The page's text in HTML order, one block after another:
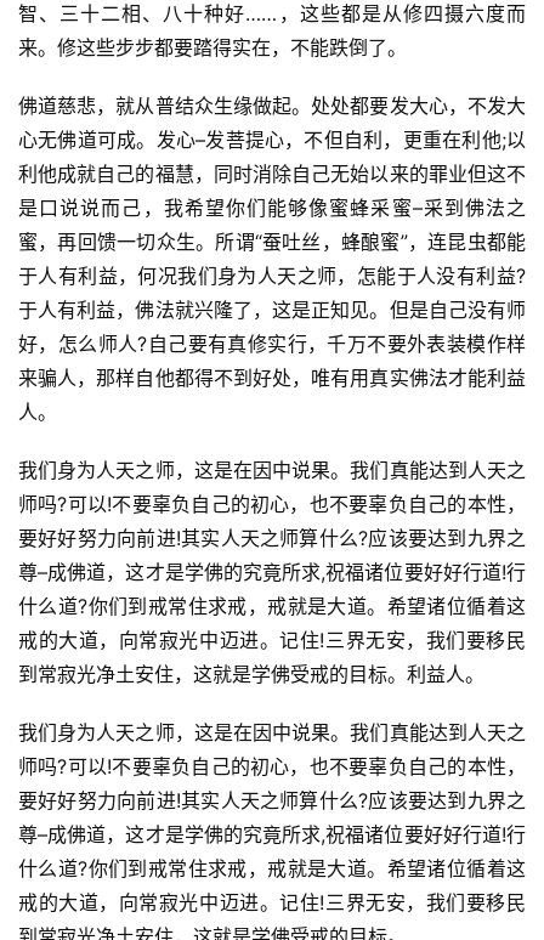
资
讯
八
点
僧
音
高
僧
访
谈
心
乐
菩
智、三十二相、八十种好……，这些都是从修四摄六度而
来。修这些步步都要踏得实在，不能跌倒了。
佛道慈悲，就从普结众生缘做起。处处都要发大心，不发大
心无佛道可成。发心–发菩提心，不但自利，更重在利他;以
利他成就自己的福慧，同时消除自己无始以来的罪业但这不
是口说说而己，我希望你们能够像蜜蜂采蜜–采到佛法之
蜜，再回馈一切众生。所谓“蚕吐丝，蜂酿蜜”，连昆虫都能
于人有利益，何况我们身为人天之师，怎能于人没有利益?
于人有利益，佛法就兴隆了，这是正知见。但是自己没有师
好，怎么师人?自己要有真修实行，千万不要外表装模作样
来骗人，那样自他都得不到好处，唯有用真实佛法才能利益
人。
我们身为人天之师，这是在因中说果。我们真能达到人天之
师吗?可以!不要辜负自己的初心，也不要辜负自己的本性，
要好好努力向前进!其实人天之师算什么?应该要达到九界之
尊–成佛道，这才是学佛的究竟所求,祝福诸位要好好行道!行
什么道?你们到戒常住求戒，戒就是大道。希望诸位循着这
戒的大道，向常寂光中迈进。记住!三界无安，我们要移民
到常寂光净土安住，这就是学佛受戒的目标。利益人。
我们身为人天之师，这是在因中说果。我们真能达到人天之
师吗?可以!不要辜负自己的初心，也不要辜负自己的本性，
要好好努力向前进!其实人天之师算什么?应该要达到九界之
尊–成佛道，这才是学佛的究竟所求,祝福诸位要好好行道!行
什么道?你们到戒常住求戒，戒就是大道。希望诸位循着这
戒的大道，向常寂光中迈进。记住!三界无安，我们要移民